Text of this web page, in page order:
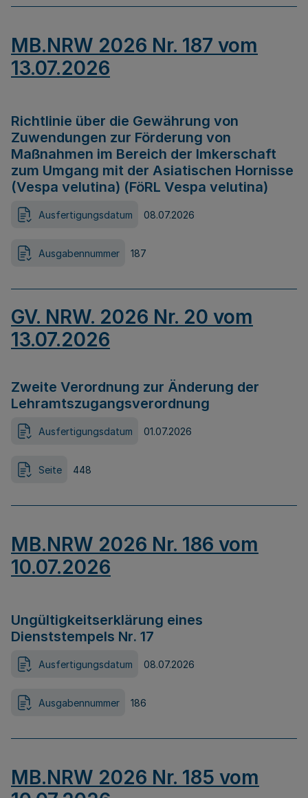
MB.NRW 2026 Nr. 187 vom
13.07.2026
Richtlinie über die Gewährung von
Zuwendungen zur Förderung von
Maßnahmen im Bereich der Imkerschaft
zum Umgang mit der Asiatischen Hornisse
(Vespa velutina) (FöRL Vespa velutina)
Ausfertigungsdatum 08.07.2026
Ausgabennummer 187
GV. NRW. 2026 Nr. 20 vom
13.07.2026
Zweite Verordnung zur Änderung der
Lehramtszugangsverordnung
Ausfertigungsdatum 01.07.2026
Seite 448
MB.NRW 2026 Nr. 186 vom
10.07.2026
Ungültigkeitserklärung eines
Dienststempels Nr. 17
Ausfertigungsdatum 08.07.2026
Ausgabennummer 186
MB.NRW 2026 Nr. 185 vom